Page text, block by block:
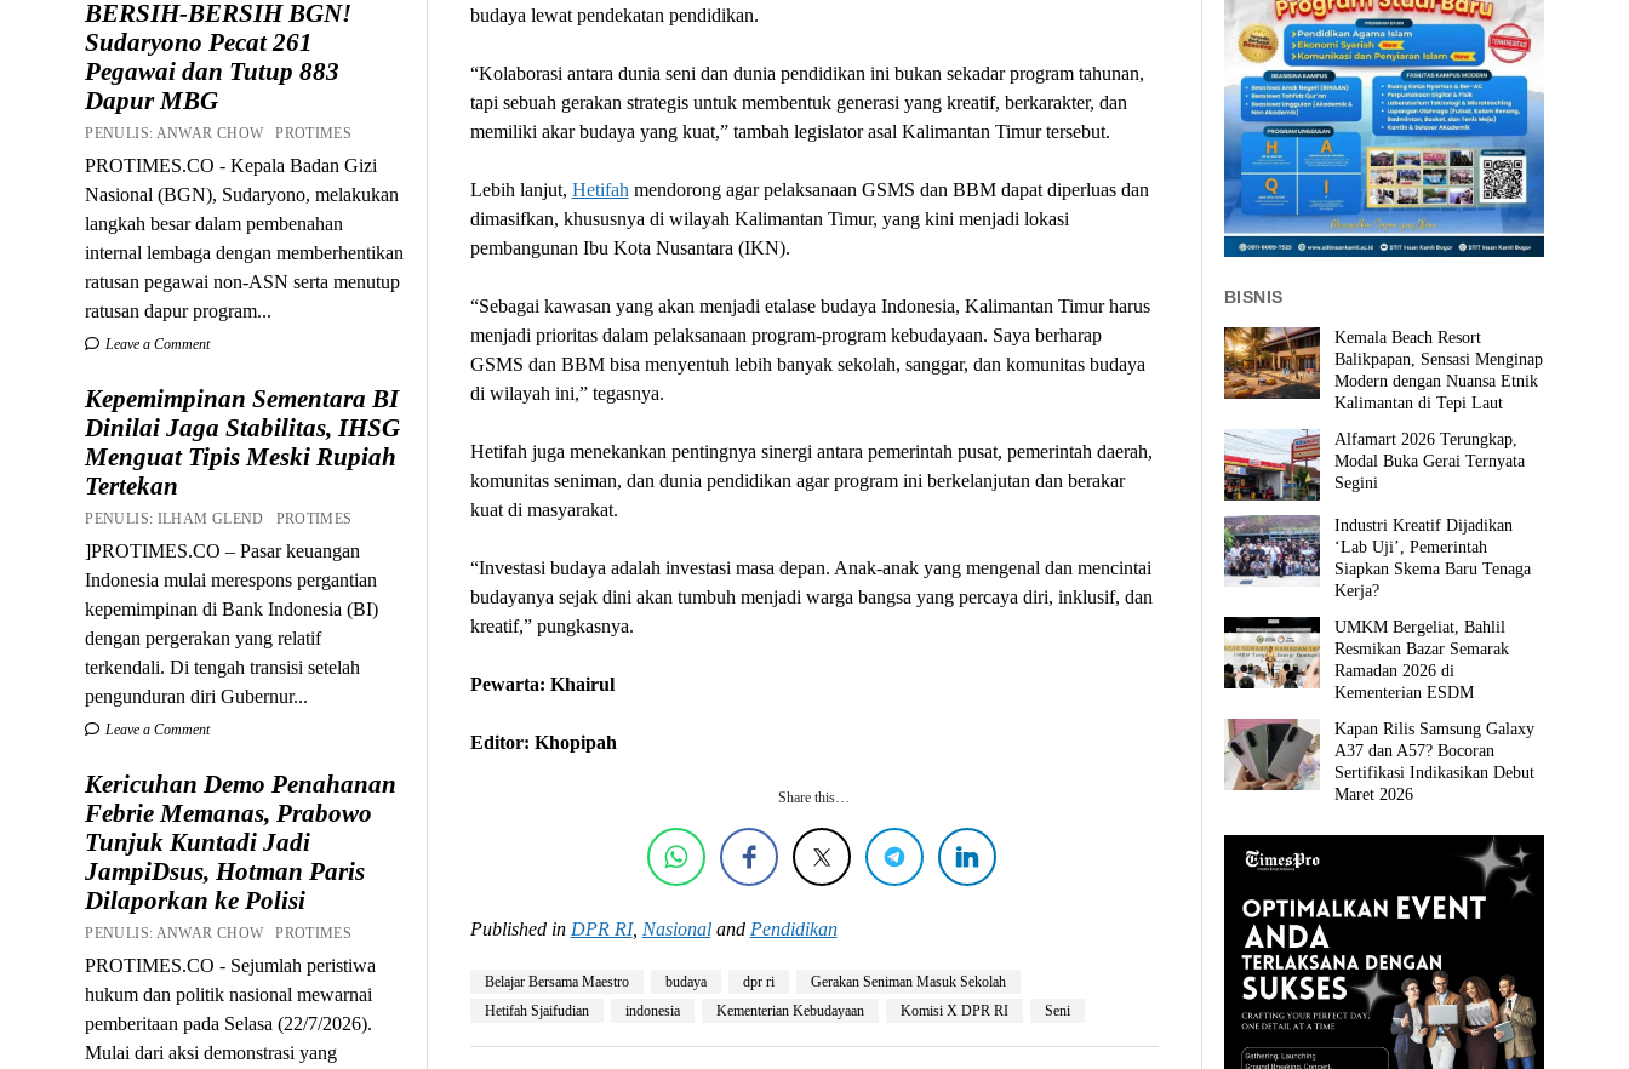
BERSIH-BERSIH BGN!
Sudaryono Pecat 261
Pegawai dan Tutup 883
Dapur MBG
PENULIS: ANWAR CHOW PROTIMES
PROTIMES.CO - Kepala Badan Gizi
Nasional (BGN), Sudaryono, melakukan
langkah besar dalam pembenahan
internal lembaga dengan memberhentikan
ratusan pegawai non-ASN serta menutup
ratusan dapur program...
Leave a Comment
Kepemimpinan Sementara BI
Dinilai Jaga Stabilitas, IHSG
Menguat Tipis Meski Rupiah
Tertekan
PENULIS: ILHAM GLEND PROTIMES
]PROTIMES.CO – Pasar keuangan
Indonesia mulai merespons pergantian
kepemimpinan di Bank Indonesia (BI)
dengan pergerakan yang relatif
terkendali. Di tengah transisi setelah
pengunduran diri Gubernur...
Leave a Comment
Kericuhan Demo Penahanan
Febrie Memanas, Prabowo
Tunjuk Kuntadi Jadi
JampiDsus, Hotman Paris
Dilaporkan ke Polisi
PENULIS: ANWAR CHOW PROTIMES
PROTIMES.CO - Sejumlah peristiwa
hukum dan politik nasional mewarnai
pemberitaan pada Selasa (22/7/2026).
Mulai dari aksi demonstrasi yang
budaya lewat pendekatan pendidikan.
“Kolaborasi antara dunia seni dan dunia pendidikan ini bukan sekadar program tahunan,
tapi sebuah gerakan strategis untuk membentuk generasi yang kreatif, berkarakter, dan
memiliki akar budaya yang kuat,” tambah legislator asal Kalimantan Timur tersebut.
Lebih lanjut, Hetifah mendorong agar pelaksanaan GSMS dan BBM dapat diperluas dan
dimasifkan, khususnya di wilayah Kalimantan Timur, yang kini menjadi lokasi
pembangunan Ibu Kota Nusantara (IKN).
“Sebagai kawasan yang akan menjadi etalase budaya Indonesia, Kalimantan Timur harus
menjadi prioritas dalam pelaksanaan program-program kebudayaan. Saya berharap
GSMS dan BBM bisa menyentuh lebih banyak sekolah, sanggar, dan komunitas budaya
di wilayah ini,” tegasnya.
Hetifah juga menekankan pentingnya sinergi antara pemerintah pusat, pemerintah daerah,
komunitas seniman, dan dunia pendidikan agar program ini berkelanjutan dan berakar
kuat di masyarakat.
“Investasi budaya adalah investasi masa depan. Anak-anak yang mengenal dan mencintai
budayanya sejak dini akan tumbuh menjadi warga bangsa yang percaya diri, inklusif, dan
kreatif,” pungkasnya.
Pewarta: Khairul
Editor: Khopipah
Share this…
Published in DPR RI, Nasionaland Pendidikan
Belajar Bersama Maestro budaya dpr ri
Gerakan Seniman Masuk Sekolah
Hetifah Sjaifudian
indonesia Kementerian Kebudayaan Komisi X DPR RI Seni
BISNIS
Kemala Beach Resort
Balikpapan, Sensasi Menginap
Modern dengan Nuansa Etnik
Kalimantan di Tepi Laut
Alfamart 2026 Terungkap,
Modal Buka Gerai Ternyata
Segini
Industri Kreatif Dijadikan
‘Lab Uji’, Pemerintah
Siapkan Skema Baru Tenaga
Kerja?
UMKM Bergeliat, Bahlil
Resmikan Bazar Semarak
Ramadan 2026 di
Kementerian ESDM
Kapan Rilis Samsung Galaxy
A37 dan A57? Bocoran
Sertifikasi Indikasikan Debut
Maret 2026